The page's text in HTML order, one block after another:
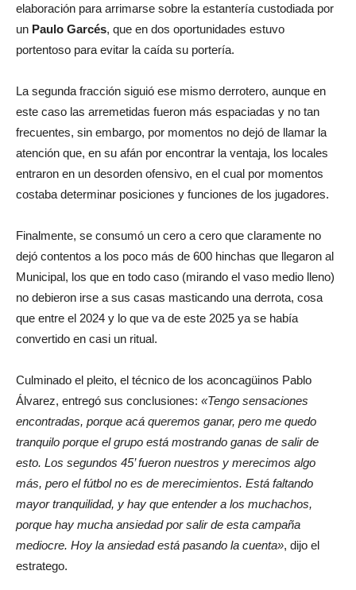
elaboración para arrimarse sobre la estantería custodiada por
un Paulo Garcés, que en dos oportunidades estuvo
portentoso para evitar la caída su portería.
La segunda fracción siguió ese mismo derrotero, aunque en
este caso las arremetidas fueron más espaciadas y no tan
frecuentes, sin embargo, por momentos no dejó de llamar la
atención que, en su afán por encontrar la ventaja, los locales
entraron en un desorden ofensivo, en el cual por momentos
costaba determinar posiciones y funciones de los jugadores.
Finalmente, se consumó un cero a cero que claramente no
dejó contentos a los poco más de 600 hinchas que llegaron al
Municipal, los que en todo caso (mirando el vaso medio lleno)
no debieron irse a sus casas masticando una derrota, cosa
que entre el 2024 y lo que va de este 2025 ya se había
convertido en casi un ritual.
Culminado el pleito, el técnico de los aconcagüinos Pablo
Álvarez, entregó sus conclusiones: «Tengo sensaciones
encontradas, porque acá queremos ganar, pero me quedo
tranquilo porque el grupo está mostrando ganas de salir de
esto. Los segundos 45’ fueron nuestros y merecimos algo
más, pero el fútbol no es de merecimientos. Está faltando
mayor tranquilidad, y hay que entender a los muchachos,
porque hay mucha ansiedad por salir de esta campaña
mediocre. Hoy la ansiedad está pasando la cuenta», dijo el
estratego.